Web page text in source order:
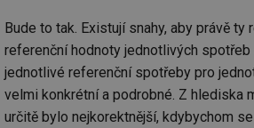
Bude to tak. Existují snahy, aby právě ty
referenční hodnoty jednotlivých
jednotlivé referenční spotřeby pro
velmi konkrétní a podrobné. Z hlediska
určitě bylo nejkorektnější, kdybychom